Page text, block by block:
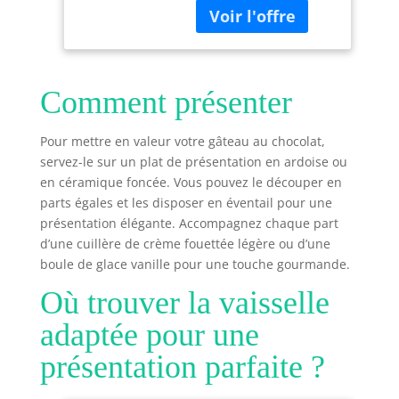
convient parfaitement
aux petites cuisines et
nettoyer et à utiliser
VITESSES + FONCTION
PULSE – CONTRÔLE
PRÉCIS Profitez de 10
niveaux de vitesse et
de la fonction Pulse.
Ce robot cuisine
s’adapte parfaitement
le mélange à chaque
recette. Des résultats
homogènes et
utilisation. ROBOT
MULTIFONCTION –
GAIN DE TEMPS AU
Antiadhésif
Patisserie
Gâteau, Gateau
Gâteaux
est non toxique,
inodore, respectueux
de l'environnement et
déformer ou à casser.
Parfait pour les fêtes
rassemblements, les
festivals. 【Ensemble
multi-pièces】moule
cake silicone Explorez
la polyvalence de la
pâtisserie avec notre
ensemble de quatre
moules à gâteau ronds
! Comprend des
moules de 4 pouces, 6
pouces, 8 pouces et 10
pouces pour répondre
à vos besoins en
gâteaux de différentes
Comment présenter
Pour mettre en valeur votre gâteau au chocolat,
servez-le sur un plat de présentation en ardoise ou
en céramique foncée. Vous pouvez le découper en
parts égales et les disposer en éventail pour une
présentation élégante. Accompagnez chaque part
d’une cuillère de crème fouettée légère ou d’une
boule de glace vanille pour une touche gourmande.
Où trouver la vaisselle
adaptée pour une
présentation parfaite ?